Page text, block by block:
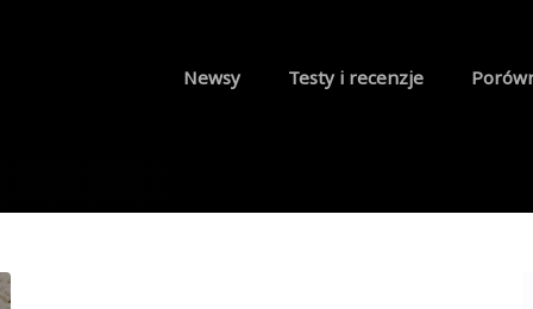
Newsy Testy i recenzje